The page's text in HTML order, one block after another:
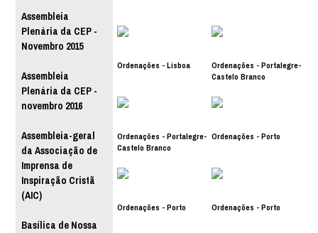
Assembleia
Plenária da CEP -
Novembro 2015
Assembleia
Plenária da CEP -
novembro 2016
Assembleia-geral
da Associação de
Imprensa de
Inspiração Cristã
(AIC)
Basílica de Nossa
Ordenações - Lisboa
Ordenações - Portalegre-
Castelo Branco
Ordenações - Portalegre-
Castelo Branco
Ordenações - Porto
Ordenações - Porto Ordenações - Porto